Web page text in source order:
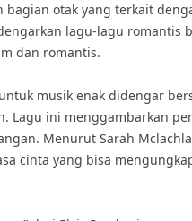
otak yang terkait
lagu-lagu romantis
dan romantis.
musik enak didengar
Lagu ini menggambarkan
Menurut Sarah
cinta yang bisa